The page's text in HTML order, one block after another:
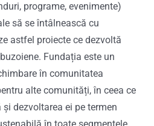
programe, evenimente)
să se întâlnească cu
astfel proiecte ce dezvoltă
Fundația este un
în comunitatea
alte comunități, în ceea ce
dezvoltarea ei pe termen